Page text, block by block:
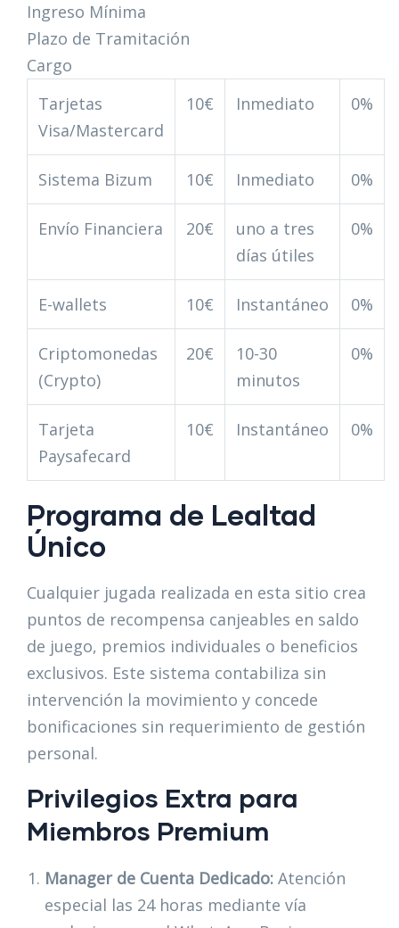
Ingreso Mínima
Plazo de Tramitación
Cargo
Tarjetas
Visa/Mastercard
10€ Inmediato 0%
Sistema Bizum 10€ Inmediato 0%
Envío Financiera 20€
uno a tres
días útiles
0%
E-wallets 10€ Instantáneo 0%
Criptomonedas
(Crypto)
20€
10-30
minutos
0%
Tarjeta
Paysafecard
10€ Instantáneo 0%
Programa de Lealtad
Único
Cualquier jugada realizada en esta sitio crea
puntos de recompensa canjeables en saldo
de juego, premios individuales o beneficios
exclusivos. Este sistema contabiliza sin
intervención la movimiento y concede
bonificaciones sin requerimiento de gestión
personal.
Privilegios Extra para
Miembros Premium
Manager de Cuenta Dedicado: Atención
especial las 24 horas mediante vía